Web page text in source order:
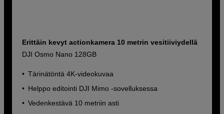
Erittäin kevyt actionkamera 10 metrin vesitiiviydellä
DJI Osmo Nano 128GB
Tärinätöntä 4K-videokuvaa
Helppo editointi DJI Mimo -sovelluksessa
Vedenkestävä 10 metriin asti